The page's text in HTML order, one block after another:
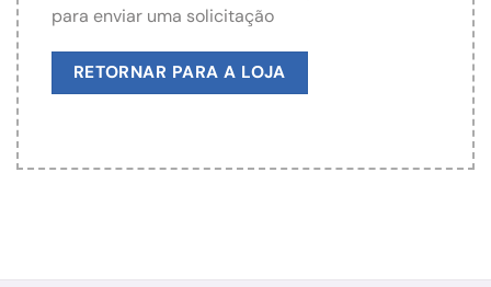
para enviar uma solicitação
RETORNAR PARA A LOJA